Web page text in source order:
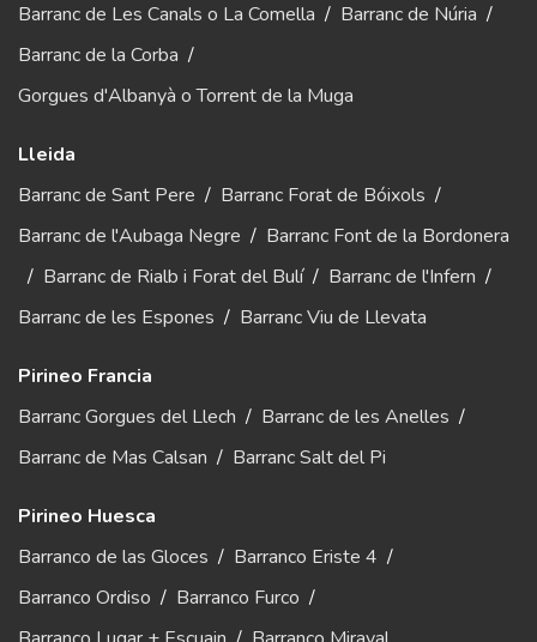
Barranc de Les Canals o La Comella / Barranc de Núria /
Barranc de la Corba /
Gorgues d'Albanyà o Torrent de la Muga
Lleida
Barranc de Sant Pere / Barranc Forat de Bóixols /
Barranc de l'Aubaga Negre / Barranc Font de la Bordonera
/ Barranc de Rialb i Forat del Bulí/ Barranc de l'Infern /
Barranc de les Espones / Barranc Viu de Llevata
Pirineo Francia
Barranc Gorgues del Llech / Barranc de les Anelles /
Barranc de Mas Calsan / Barranc Salt del Pi
Pirineo Huesca
Barranco de las Gloces / Barranco Eriste 4 /
Barranco Ordiso / Barranco Furco /